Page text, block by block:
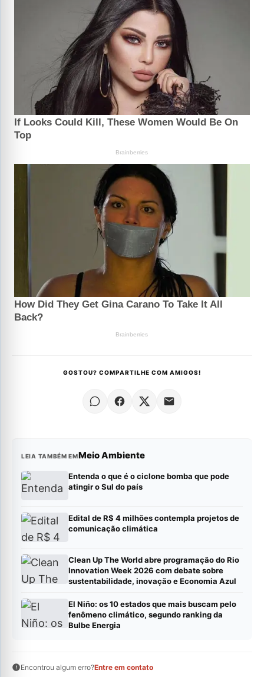
GOSTOU? COMPARTILHE COM AMIGOS!
LEIA TAMBÉM EMMeio Ambiente
Entenda o que é o ciclone bomba que pode
atingir o Sul do país
Edital de R$ 4 milhões contempla projetos de
comunicação climática
Clean Up The World abre programação do Rio
Innovation Week 2026 com debate sobre
sustentabilidade, inovação e Economia Azul
El Niño: os 10 estados que mais buscam pelo
fenômeno climático, segundo ranking da
Bulbe Energia
Encontrou algum erro?Entre em contato